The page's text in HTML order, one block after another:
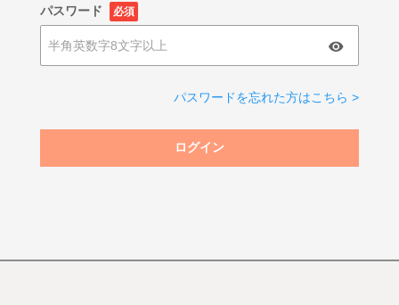
パスワード 必須
パスワードを忘れた方はこちら >
ログイン